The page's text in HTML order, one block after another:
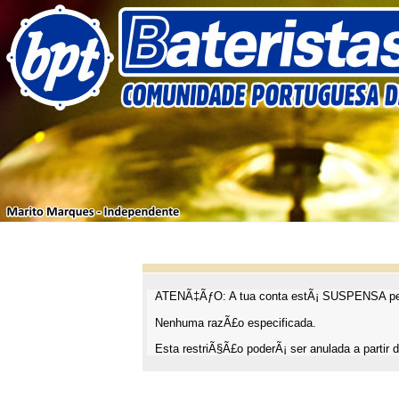
ATENÃ‡ÃƒO: A tua conta estÃ¡ SUSPENSA
Nenhuma razÃ£o especificada.
Esta restriÃ§Ã£o poderÃ¡ ser anulada a partir